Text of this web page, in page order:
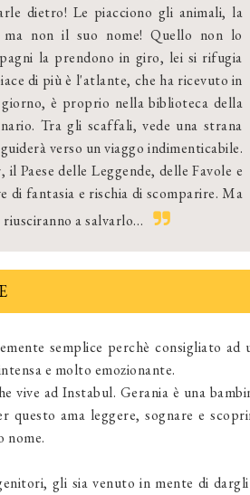
dietro! Le piacciono gli animali, la
non il suo nome! Quello non lo
la prendono in giro, lei si rifugia
di più è l'atlante, che ha ricevuto in
è proprio nella biblioteca della
Tra gli scaffali, vede una strana
verso un viaggo indimenticabile.
Paese delle Leggende, delle Favole e
di fantasia e rischia di scomparire. Ma
riusciranno a salvarlo…
semplice perchè consigliato ad
e molto emozionante.
vive ad Instabul. Gerania è una
ama leggere, sognare e
nome.
gli sia venuto in mente di